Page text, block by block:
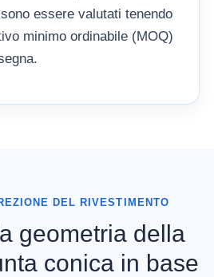
essere valutati tenendo
minimo ordinabile (MOQ)
DEL RIVESTIMENTO
geometria della
conica in base